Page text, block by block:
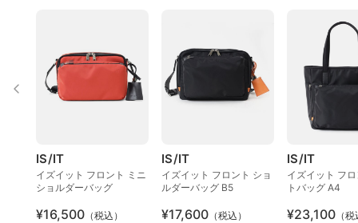
IS/IT
イズイット フロント ミニ
ショルダーバッグ
¥16,500 （税込）
IS/IT
イズイット フロント ショ
ルダーバッグ B5
¥17,600 （税込）
IS/IT
イズイット フ
トバッグ A4
¥23,100 （